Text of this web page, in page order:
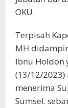
OKU.
Terpisah
MH
Ibnu Holdon
(13/12/
menerima
Sumsel.